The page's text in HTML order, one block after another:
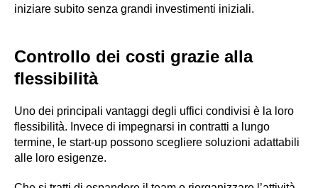
iniziare subito senza grandi investimenti iniziali.
Controllo dei costi grazie alla
flessibilità
Uno dei principali vantaggi degli uffici condivisi è la loro
flessibilità. Invece di impegnarsi in contratti a lungo
termine, le start-up possono scegliere soluzioni adattabili
alle loro esigenze.